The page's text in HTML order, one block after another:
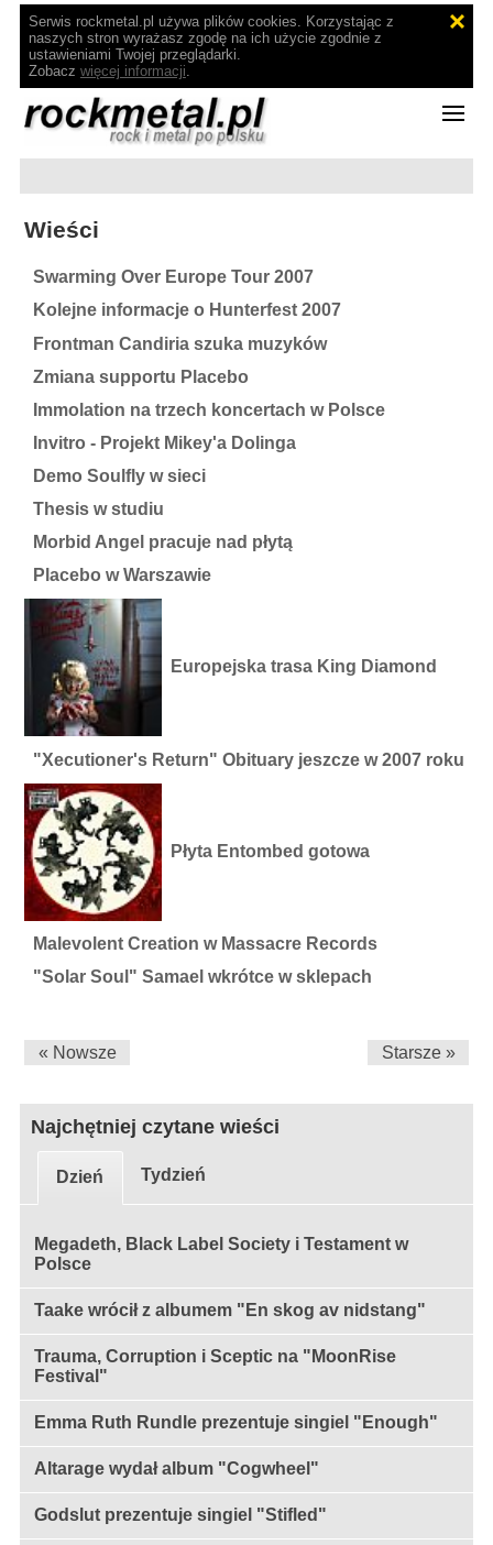
Serwis rockmetal.pl używa plików cookies. Korzystając z
naszych stron wyrażasz zgodę na ich użycie zgodnie z
ustawieniami Twojej przeglądarki.
Zobacz więcej informacji.
Wieści
Swarming Over Europe Tour 2007
Kolejne informacje o Hunterfest 2007
Frontman Candiria szuka muzyków
Zmiana supportu Placebo
Immolation na trzech koncertach w Polsce
Invitro - Projekt Mikey'a Dolinga
Demo Soulfly w sieci
Thesis w studiu
Morbid Angel pracuje nad płytą
Placebo w Warszawie
Europejska trasa King Diamond
"Xecutioner's Return" Obituary jeszcze w 2007 roku
Płyta Entombed gotowa
Malevolent Creation w Massacre Records
"Solar Soul" Samael wkrótce w sklepach
« Nowsze Starsze »
Najchętniej czytane wieści
Dzień Tydzień
Megadeth, Black Label Society i Testament w
Polsce
Taake wrócił z albumem "En skog av nidstang"
Trauma, Corruption i Sceptic na "MoonRise
Festival"
Emma Ruth Rundle prezentuje singiel "Enough"
Altarage wydał album "Cogwheel"
Godslut prezentuje singiel "Stifled"